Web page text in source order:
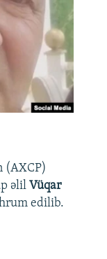
(AXCP)
əlil Vüqar
edilib.